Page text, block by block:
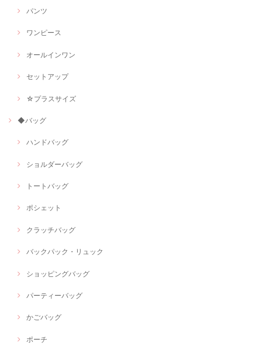
パンツ
ワンピース
オールインワン
セットアップ
☆プラスサイズ
◆バッグ
ハンドバッグ
ショルダーバッグ
トートバッグ
ポシェット
クラッチバッグ
バックパック・リュック
ショッピングバッグ
パーティーバッグ
かごバッグ
ポーチ